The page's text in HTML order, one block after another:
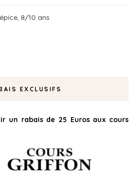
8/10 ans
EXCLUSIFS
un rabais de 25 Euros aux cours